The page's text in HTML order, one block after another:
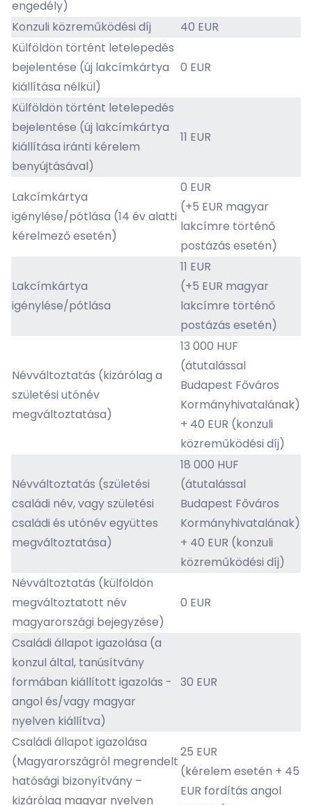
engedély)
Konzuli közreműködési díj
40 EUR
Külföldön történt letelepedés
bejelentése (új lakcímkártya
kiállítása nélkül)
0 EUR
Külföldön történt letelepedés
bejelentése (új lakcímkártya
kiállítása iránti kérelem
benyújtásával)
11 EUR
Lakcímkártya
igénylése/pótlása (14 év alatti
kérelmező esetén)
0 EUR
(+5 EUR magyar
lakcímre történő
postázás esetén)
Lakcímkártya
igénylése/pótlása
11 EUR
(+5 EUR magyar
lakcímre történő
postázás esetén)
Névváltoztatás (kizárólag a
születési utónév
megváltoztatása)
13 000 HUF
(átutalással
Budapest Főváros
Kormányhivatalának)
+ 40 EUR (konzuli
közreműködési díj)
Névváltoztatás (születési
családi név, vagy születési
családi és utónév együttes
megváltoztatása)
18 000 HUF
(átutalással
Budapest Főváros
Kormányhivatalának)
+ 40 EUR (konzuli
közreműködési díj)
Névváltoztatás (külföldön
megváltoztatott név
magyarországi bejegyzése)
0 EUR
Családi állapot igazolása (a
konzul által, tanúsítvány
formában kiállított igazolás -
angol és/vagy magyar
nyelven kiállítva)
30 EUR
Családi állapot igazolása
(Magyarországról megrendelt
hatósági bizonyítvány –
kizárólag magyar nyelven
25 EUR
(kérelem esetén + 45
EUR fordítás angol